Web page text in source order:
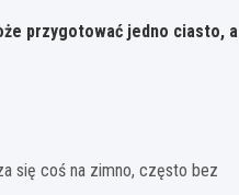
przygotować jedno ciasto, a
się coś na zimno, często bez